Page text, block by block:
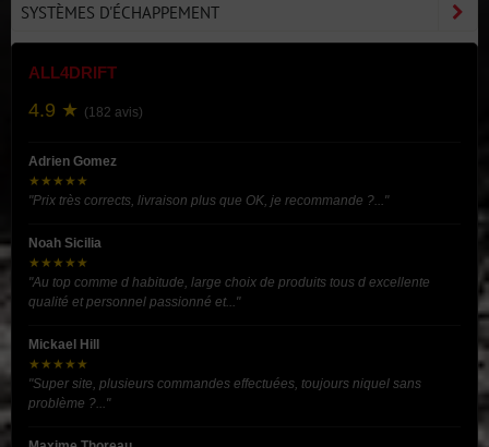
SYSTÈMES D'ÉCHAPPEMENT
ALL4DRIFT
4.9 ★ (182 avis)
Adrien Gomez
★★★★★
"Prix très corrects, livraison plus que OK, je recommande ?..."
Noah Sicilia
★★★★★
"Au top comme d habitude, large choix de produits tous d excellente
qualité et personnel passionné et..."
Mickael Hill
★★★★★
"Super site, plusieurs commandes effectuées, toujours niquel sans
problème ?..."